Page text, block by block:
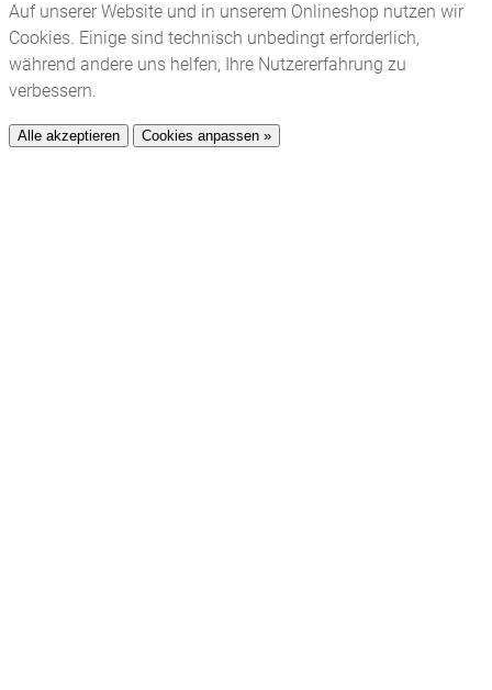
Auf unserer Website und in unserem Onlineshop nutzen wir
Cookies. Einige sind technisch unbedingt erforderlich,
während andere uns helfen, Ihre Nutzererfahrung zu
verbessern.
Alle akzeptieren Cookies anpassen »